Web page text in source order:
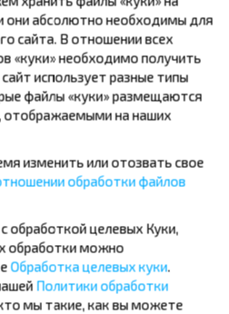
Брест - Тересполь
Брест - Беловежская Пуща
Брест - Минск
Варшава - Минск
Санкт-Петербург - Минск
они абсолютно необходимы для
сайта. В отношении всех
«куки» необходимо получить
использует разные типы
файлы «куки» размещаются
отображаемыми на наших
изменить или отозвать свое
обработки файлов
обработкой целевых Куки,
обработки можно
Обработка целевых куки.
Политики обработки
мы такие, как вы можете